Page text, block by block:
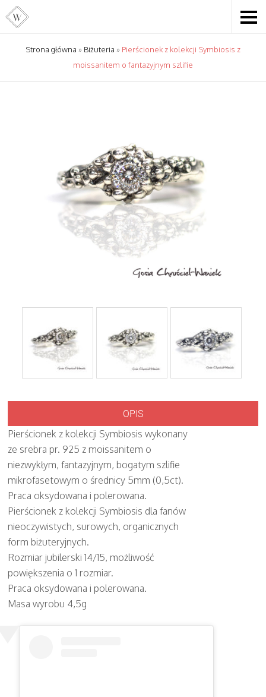
Strona główna » Biżuteria » Pierścionek z kolekcji Symbiosis z
moissanitem o fantazyjnym szlifie
OPIS
Pierścionek z kolekcji Symbiosis wykonany
ze srebra pr. 925 z moissanitem o
niezwykłym, fantazyjnym, bogatym szlifie
mikrofasetowym o średnicy 5mm (0,5ct).
Praca oksydowana i polerowana.
Pierścionek z kolekcji Symbiosis dla fanów
nieoczywistych, surowych, organicznych
form biżuteryjnych.
Rozmiar jubilerski 14/15, możliwość
powiększenia o 1 rozmiar.
Praca oksydowana i polerowana.
Masa wyrobu 4,5g